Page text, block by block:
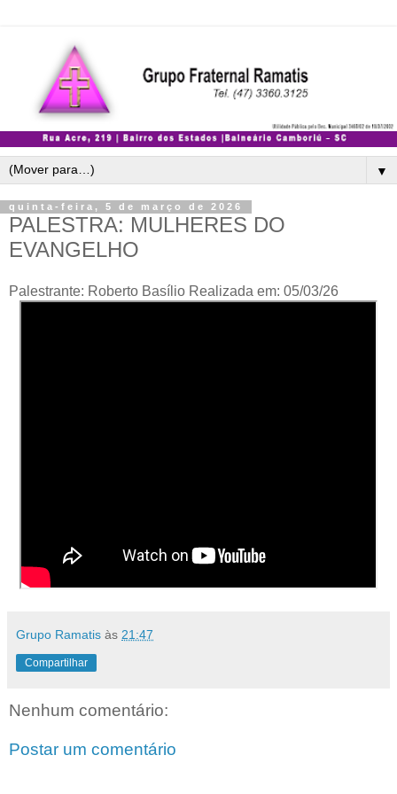
▼
quinta-feira, 5 de março de 2026
PALESTRA: MULHERES DO
EVANGELHO
Palestrante: Roberto Basílio Realizada em: 05/03/26
Grupo Ramatis às 21:47
Compartilhar
Nenhum comentário:
Postar um comentário